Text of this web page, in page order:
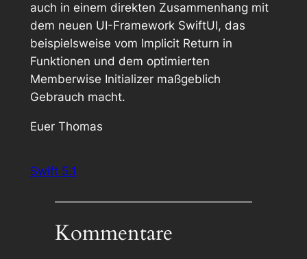
auch in einem direkten Zusammenhang mit
dem neuen UI-Framework SwiftUI, das
beispielsweise vom Implicit Return in
Funktionen und dem optimierten
Memberwise Initializer maßgeblich
Gebrauch macht.
Euer Thomas
Swift 5.1
Kommentare